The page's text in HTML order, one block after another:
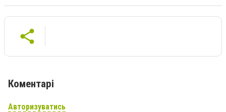
Коментарі
Авторизуватись